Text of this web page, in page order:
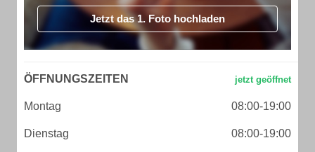
Jetzt das 1. Foto hochladen
ÖFFNUNGSZEITEN
Montag 08:00-19:00
Dienstag 08:00-19:00